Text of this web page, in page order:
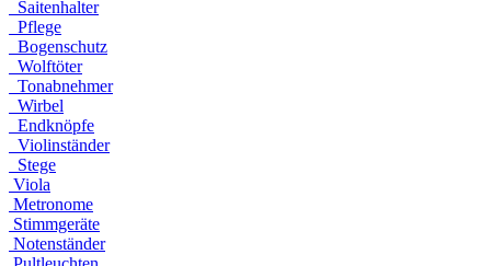
Saitenhalter
Pflege
Bogenschutz
Wolftöter
Tonabnehmer
Wirbel
Endknöpfe
Violinständer
Stege
Viola
Metronome
Stimmgeräte
Notenständer